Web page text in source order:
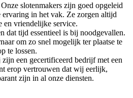
slotenmakers zijn goed opgeleid
ervaring in het vak. Ze zorgen altijd
en vriendelijke service.
dat tijd essentieel is bij noodgevallen.
om zo snel mogelijk ter plaatse te
te lossen.
een gecertificeerd bedrijf met een
erop vertrouwen dat wij eerlijk,
zijn in al onze diensten.